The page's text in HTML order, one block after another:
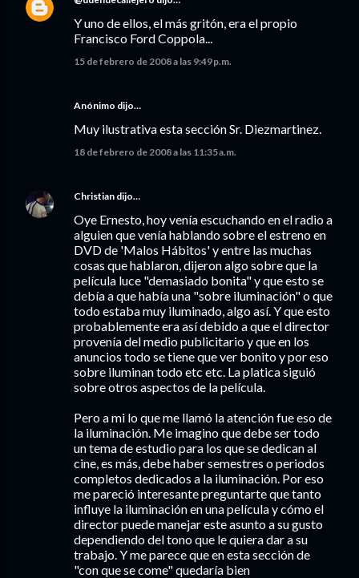
Y uno de ellos, el más gritón, era el propio
Francisco Ford Coppola...
15 de febrero de 2008 a las 9:49 p.m.
Anónimo dijo…
Muy ilustrativa esta sección Sr. Diezmartinez.
18 de febrero de 2008 a las 11:35 a.m.
Christian dijo…
Oye Ernesto, hoy venía escuchando en el radio a
alguien que venía hablando sobre el estreno en
DVD de 'Malos Hábitos' y entre las muchas
cosas que hablaron, dijeron algo sobre que la
película luce "demasiado bonita" y que esto se
debía a que había una "sobre iluminación" o que
todo estaba muy iluminado, algo así. Y que esto
probablemente era así debido a que el director
provenía del medio publicitario y que en los
anuncios todo se tiene que ver bonito y por eso
sobre iluminan todo etc etc. La platica siguió
sobre otros aspectos de la película.
Pero a mi lo que me llamó la atención fue eso de
la iluminación. Me imagino que debe ser todo
un tema de estudio para los que se dedican al
cine, es más, debe haber semestres o periodos
completos dedicados a la iluminación. Por eso
me pareció interesante preguntarte que tanto
influye la iluminación en una película y cómo el
director puede manejar este asunto a su gusto
dependiendo del tono que le quiera dar a su
trabajo. Y me parece que en esta sección de
"con que se come" quedaría bien